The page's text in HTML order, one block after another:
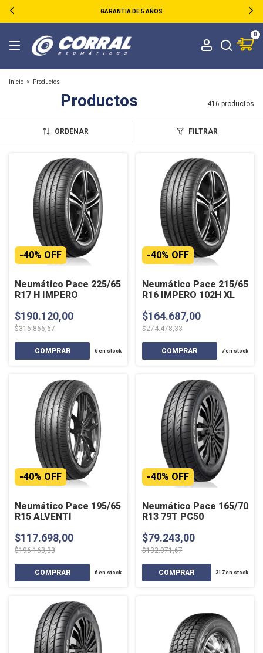
GARANTIA DE 5 AÑOS
0
Inicio > Productos
Productos 416 productos
ORDENAR FILTRAR
Neumático Pace 225/65
R17 H IMPERO
-40% OFF
$190.120,00
$316.866,67
6en stock
Neumático Pace 215/65
R16 IMPERO 102H XL
-40% OFF
$164.687,00
$274.478,33
7en stock
Neumático Pace 195/65
R15 ALVENTI
-40% OFF
$117.698,00
$196.163,33
6en stock
Neumático Pace 165/70
R13 79T PC50
-40% OFF
$79.243,00
$132.071,67
317en stock